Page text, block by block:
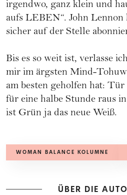
irgendwo, ganz klein und
aufs LEBEN“. John
sicher auf der Stelle
Bis es so weit ist, verlasse
mir im ärgsten Mind-
am besten geholfen hat:
für eine halbe Stunde raus
ist Grün ja das neue Weiß.
WOMAN BALANCE KOLUMNE
ÜBER DIE